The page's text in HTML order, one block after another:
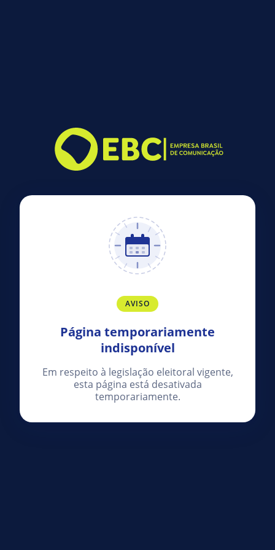
AVISO
Página temporariamente
indisponível
Em respeito à legislação eleitoral vigente,
esta página está desativada
temporariamente.